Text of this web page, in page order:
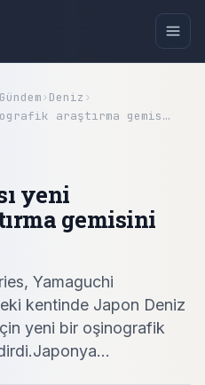
Gündem› Deniz ›
araştırma gemis…
yeni
gemisini
Yamaguchi
kentinde Japon Deniz
yeni bir oşinografik